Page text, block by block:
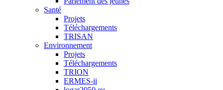
Santé
Projets
Téléchargements
TRISAN
Environnement
Projets
Téléchargements
TRION
ERMES-ii